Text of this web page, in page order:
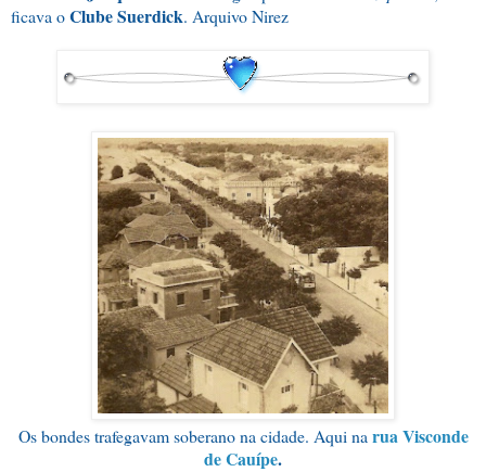
ficava oClube Suerdick. Arquivo Nirez
Os bondes trafegavam soberano na cidade. Aqui na rua Visconde
de Cauípe.